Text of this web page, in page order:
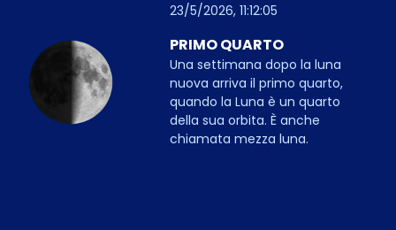
23/5/2026, 11:12:05
PRIMO QUARTO
Una settimana dopo la luna
nuova arriva il primo quarto,
quando la Luna è un quarto
della sua orbita. È anche
chiamata mezza luna.